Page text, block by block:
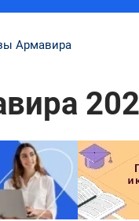
Армавира